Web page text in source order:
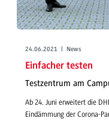
24.06.2021 | News
Einfacher testen
Testzentrum am
Ab 24. Juni erweitert die
Eindämmung der Corona-